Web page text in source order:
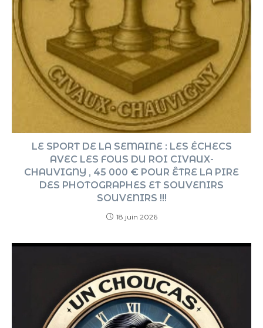
LE SPORT DE LA SEMAINE : LES ÉCHECS
AVEC LES FOUS DU ROI CIVAUX-
CHAUVIGNY , 45 000 € POUR ÊTRE LA PIRE
DES PHOTOGRAPHES ET SOUVENIRS
SOUVENIRS !!!
18 juin 2026